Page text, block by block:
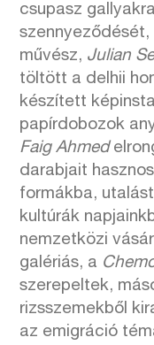
csupasz
szennyeződését,
művész, Julian
töltött a delhii
készített
papírdobozok
Faig Ahmed
darabjait
formákba,
kultúrák
nemzetközi
galériás, a
szerepeltek,
rizsszemekből
az emigráció